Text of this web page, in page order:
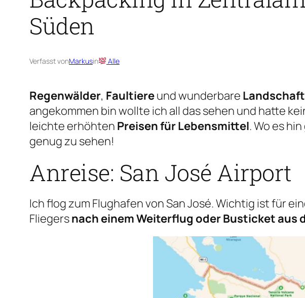
Süden
Verfasst vonMarkusin Alle
Regenwälder, Faultiereund wunderbare Landschaft
angekommen bin wollte ich all das sehen und hatte
leichte erhöhten Preisen für Lebensmittel. Wo es
genug zu sehen!
Anreise: San José Airport
Ich flog zum Flughafen von San José. Wichtig ist für
Fliegersnach einem Weiterflug oder Busticket aus